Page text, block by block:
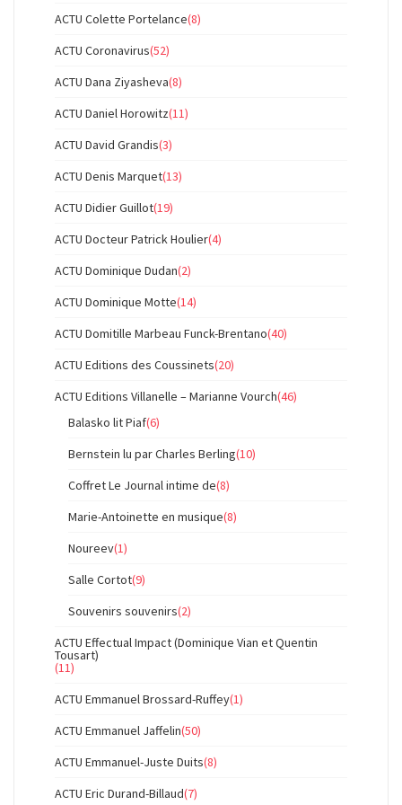
ACTU Colette Portelance(8)
ACTU Coronavirus(52)
ACTU Dana Ziyasheva(8)
ACTU Daniel Horowitz(11)
ACTU David Grandis(3)
ACTU Denis Marquet(13)
ACTU Didier Guillot(19)
ACTU Docteur Patrick Houlier(4)
ACTU Dominique Dudan(2)
ACTU Dominique Motte(14)
ACTU Domitille Marbeau Funck-Brentano(40)
ACTU Editions des Coussinets(20)
ACTU Editions Villanelle – Marianne Vourch(46)
Balasko lit Piaf(6)
Bernstein lu par Charles Berling(10)
Coffret Le Journal intime de(8)
Marie-Antoinette en musique(8)
Noureev(1)
Salle Cortot(9)
Souvenirs souvenirs(2)
ACTU Effectual Impact (Dominique Vian et Quentin
Tousart)
(11)
ACTU Emmanuel Brossard-Ruffey(1)
ACTU Emmanuel Jaffelin(50)
ACTU Emmanuel-Juste Duits(8)
ACTU Eric Durand-Billaud(7)